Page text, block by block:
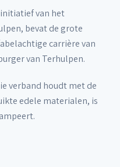
initiatief van het
bevat de grote
carrière van
van Terhulpen.
verband houdt met de
edele materialen, is